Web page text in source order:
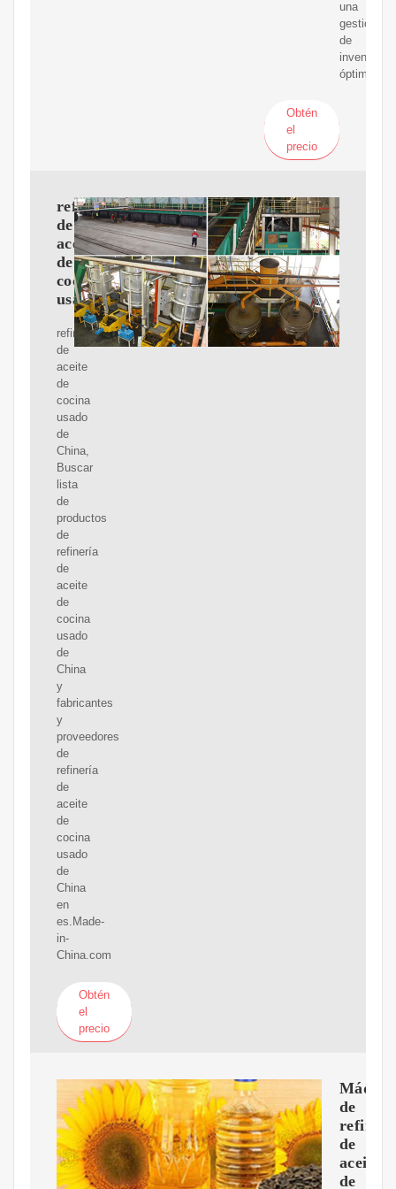
una
gestión
de
inventario
óptima.
Obtén
el
precio
refinería
de
aceite
de
cocina
usado
refinería
de
aceite
de
cocina
usado
de
China,
Buscar
lista
de
productos
de
refinería
de
aceite
de
cocina
usado
de
China
y
fabricantes
y
proveedores
de
refinería
de
aceite
de
cocina
usado
de
China
en
es.Made-
in-
China.com
Obtén
el
precio
de
de
aceite
de